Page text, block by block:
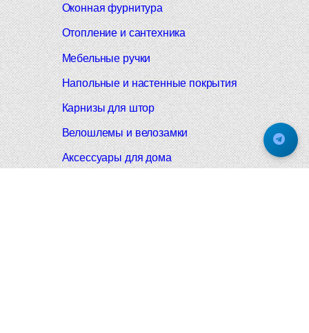
Оконная фурнитура
Отопление и сантехника
Мебельные ручки
Напольные и настенные покрытия
Карнизы для штор
Велошлемы и велозамки
Аксессуары для дома